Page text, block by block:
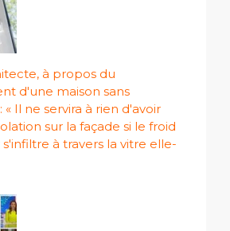
à propos du
d'une maison sans
« Il ne servira à rien d'avoir
sur la façade si le froid
à travers la vitre elle-